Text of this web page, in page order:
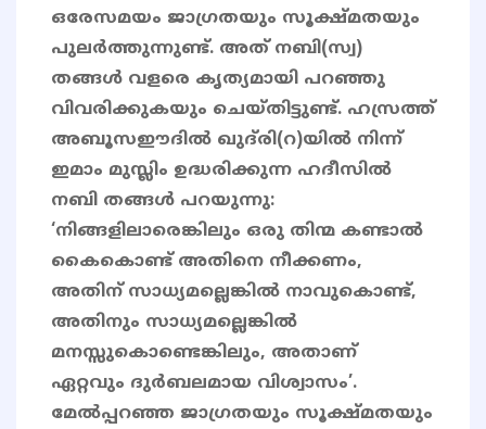
ഒരേസമയം ജാഗ്രതയും സൂക്ഷ്മതയും
പുലർത്തുന്നുണ്ട്. അത് നബി(സ്വ)
തങ്ങൾ വളരെ കൃത്യമായി പറഞ്ഞു
വിവരിക്കുകയും ചെയ്തിട്ടുണ്ട്. ഹസ്രത്ത്
അബൂസഈദിൽ ഖുദ്‌രി(റ)യിൽ നിന്ന്
ഇമാം മുസ്ലിം ഉദ്ധരിക്കുന്ന ഹദീസിൽ
നബി തങ്ങൾ പറയുന്നു:
‘നിങ്ങളിലാരെങ്കിലും ഒരു തിന്മ കണ്ടാല്‍
കൈകൊണ്ട് അതിനെ നീക്കണം,
അതിന് സാധ്യമല്ലെങ്കില്‍ നാവുകൊണ്ട്,
അതിനും സാധ്യമല്ലെങ്കില്‍
മനസ്സുകൊണ്ടെങ്കിലും, അതാണ്
ഏറ്റവും ദുര്‍ബലമായ വിശ്വാസം’.
മേൽപ്പറഞ്ഞ ജാഗ്രതയും സൂക്ഷ്മതയും